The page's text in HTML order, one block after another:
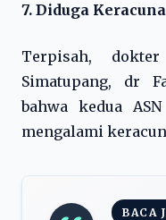
7. Diduga
Terpisah,
Simatupang, dr
bahwa kedua
mengalami
BACA